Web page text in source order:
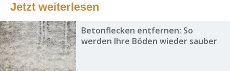
Jetzt weiterlesen
Betonflecken entfernen: So
werden Ihre Böden wieder sauber